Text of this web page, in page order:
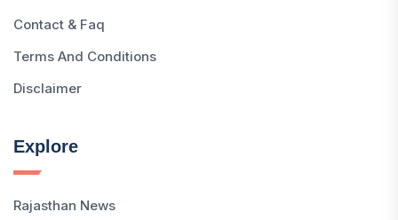
Contact & Faq
Terms And Conditions
Disclaimer
Explore
Rajasthan News